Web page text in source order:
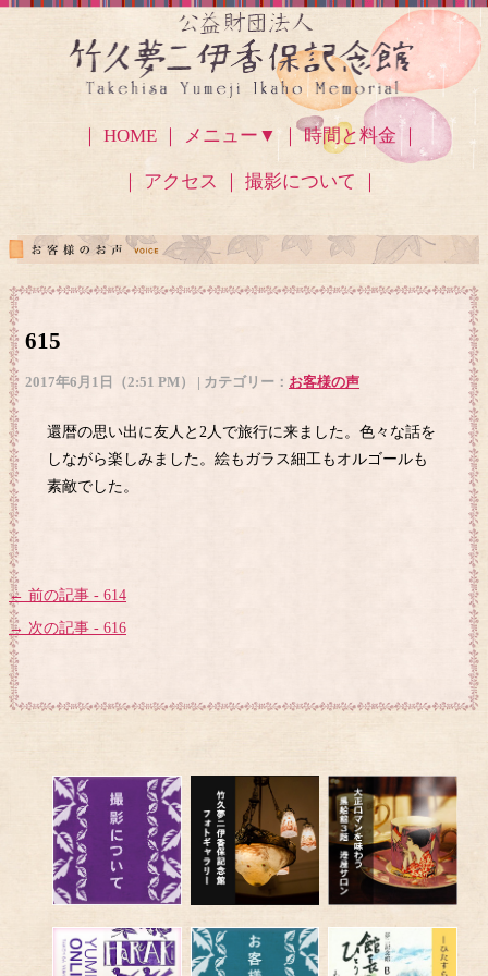
｜ HOME ｜ メニュー▼ ｜ 時間と料金 ｜
｜ アクセス ｜ 撮影について ｜
615
2017年6月1日（2:51 PM） | カテゴリー： お客様の声
還暦の思い出に友人と2人で旅行に来ました。色々な話を
しながら楽しみました。絵もガラス細工もオルゴールも
素敵でした。
← 前の記事 - 614
→ 次の記事 - 616